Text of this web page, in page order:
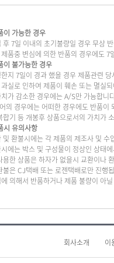
이 가능한 경우
후 7일 이내의 초기불량일 경우 무상
품중 변심에 의한 반품의 경우에도 7
이 불가능한 경우
지 7일이 경과 했을 경우 제품관련
실로 인하여 제품이 훼손 또는 멸실
가 감소한 경우에는 A/S만 가능합니
의 경우에는 어떠한 경우에도 반품이
합기 등 개봉후 상품으로서의 가치가
시 유의사항
및 환불시에는 각 제품의 제조사 및 수
에는 박스 및 구성물이 정상인 상태
용한 상품은 하자가 없을시 교환이나
불은 CJ택배 또는 로젠택배로만 진행
의해서 반품하거나 제품 불량이 아
회사소개 이